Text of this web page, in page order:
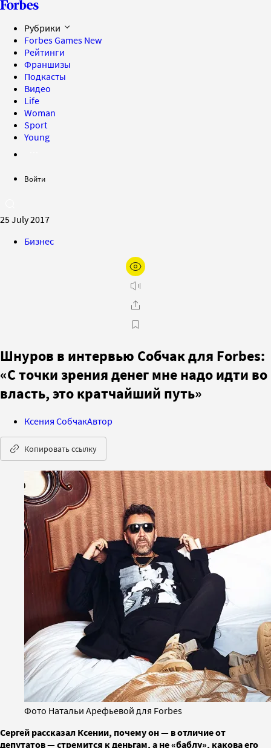
Рубрики
Forbes Games New
Рейтинги
Франшизы
Подкасты
Видео
Life
Woman
Sport
Young
Войти
25 July 2017
Бизнес
Шнуров в интервью Собчак для Forbes:
«С точки зрения денег мне надо идти во
власть, это кратчайший путь»
Ксения СобчакАвтор
Копировать ссылку
Фото Натальи Арефьевой для Forbes
Сергей рассказал Ксении, почему он — в отличие от
депутатов — стремится к деньгам, а не «баблу», какова его